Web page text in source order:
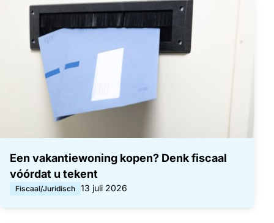
Een vakantiewoning kopen? Denk fiscaal
vóórdat u tekent
Fiscaal/Juridisch Gepubliceerd op:
13 juli 2026